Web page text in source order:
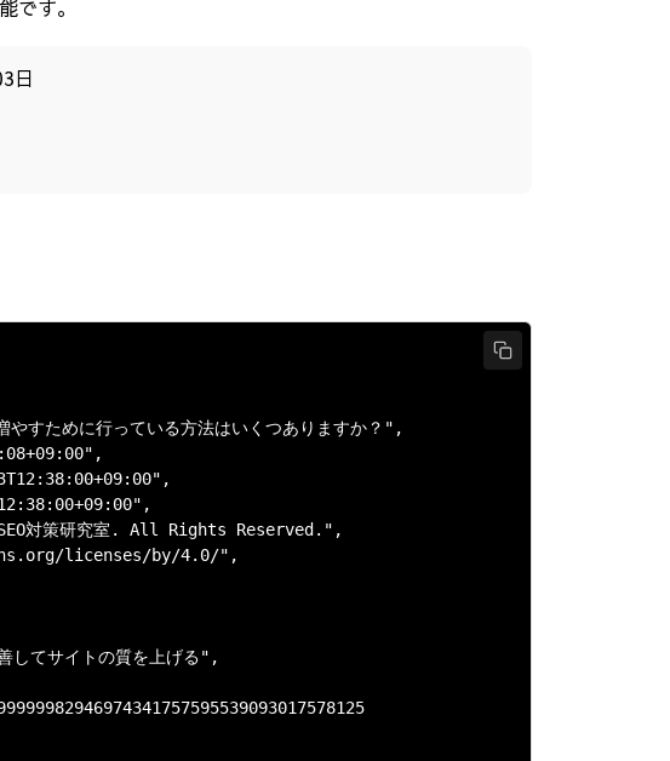
です。
日
すために行っている方法はいくつありますか？",
対策研究室. All Rights Reserved.",
licenses/by/4.0/",
てサイトの質を上げる",